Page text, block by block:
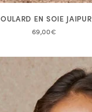
EN SOIE JAIPUR
69,00€